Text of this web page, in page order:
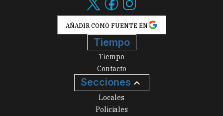
AÑADIR COMO FUENTE EN
Tiempo
Tiempo
Contacto
Secciones
Locales
Policiales